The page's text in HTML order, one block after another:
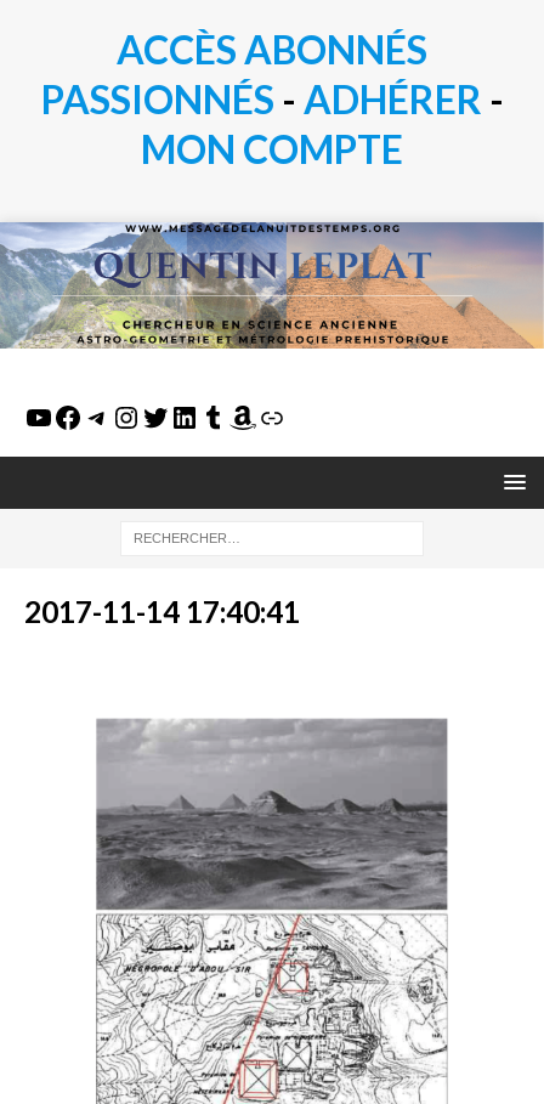
ACCÈS ABONNÉS
PASSIONNÉS - ADHÉRER -
MON COMPTE
2017-11-14 17:40:41